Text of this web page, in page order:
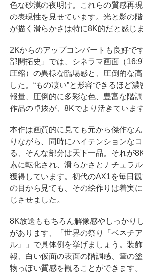
色な砂漠の夜明け。これらの質感再
の表現性を見せています。光と影の
が描く滑らかさは特に8K的だと感じま
2Kからのアップコンバートも良好で
部開拓史」では、シネラマ画面（
圧縮）の異様な臨場感と、圧倒的な
した。“もの凄い”と形容できるほど
報量、圧倒的に多彩な色、豊富な階
作品の卓抜が、8Kでより活きています
本作は画質的に見ても元から傑作な
りながら、同時にハイテンションな
る、そんな部分は天下一品。それが
素に転化され、滑らかさとナチュラ
獲得しています。初代のAX1を毎日
の目から見ても、その絵作りは着実
じさせました。
8K放送ももちろん解像感やしっかり
があります、「世界の祭り『ベネチ
ル』」で具体例を挙げましょう。装
報、白い仮面の表面の階調感、筆の
物っぽい質感を観ることができます